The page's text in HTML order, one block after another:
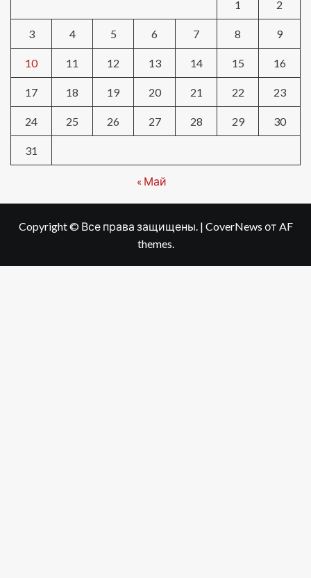
1
2
3 4 5 6 7 8 9
10 11 12 13 14 15 16
17 18 19 20 21 22 23
24 25 26 27 28 29 30
31
« Май
Copyright © Все права защищены. | CoverNews от AF
themes.